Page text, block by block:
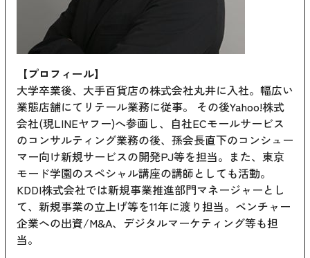
【プロフィール】
大学卒業後、大手百貨店の株式会社丸井に入社。幅広い
業態店舗にてリテール業務に従事。 その後Yahoo!株式
会社(現LINEヤフー)へ参画し、自社ECモールサービス
のコンサルティング業務の後、孫会長直下のコンシュー
マー向け新規サービスの開発PJ等を担当。また、東京
モード学園のスペシャル講座の講師としても活動。
KDDI株式会社では新規事業推進部門マネージャーとし
て、新規事業の立上げ等を11年に渡り担当。ベンチャー
企業への出資/M&A、デジタルマーケティング等も担
当。